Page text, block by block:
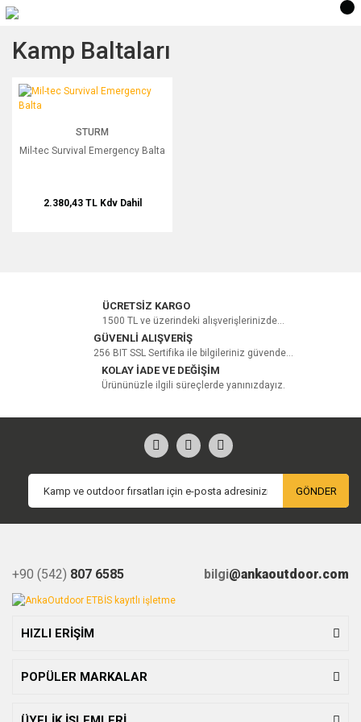
Kamp Baltaları
Mil-tec Survival Emergency Balta
STURM
Mil-tec Survival Emergency Balta
2.380,43 TL Kdv Dahil
ÜCRETSİZ KARGO
1500 TL ve üzerindeki alışverişlerinizde...
GÜVENLİ ALIŞVERİŞ
256 BIT SSL Sertifika ile bilgileriniz güvende...
KOLAY İADE VE DEĞİŞİM
Ürününüzle ilgili süreçlerde yanınızdayız.
GÖNDER
+90 (542) 807 6585 bilgi@ankaoutdoor.com
HIZLI ERİŞİM
POPÜLER MARKALAR